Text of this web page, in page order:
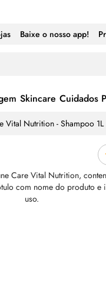
Baixe o nosso app!
Skincare Cuidados
Vital Nutrition - Shampoo 1L